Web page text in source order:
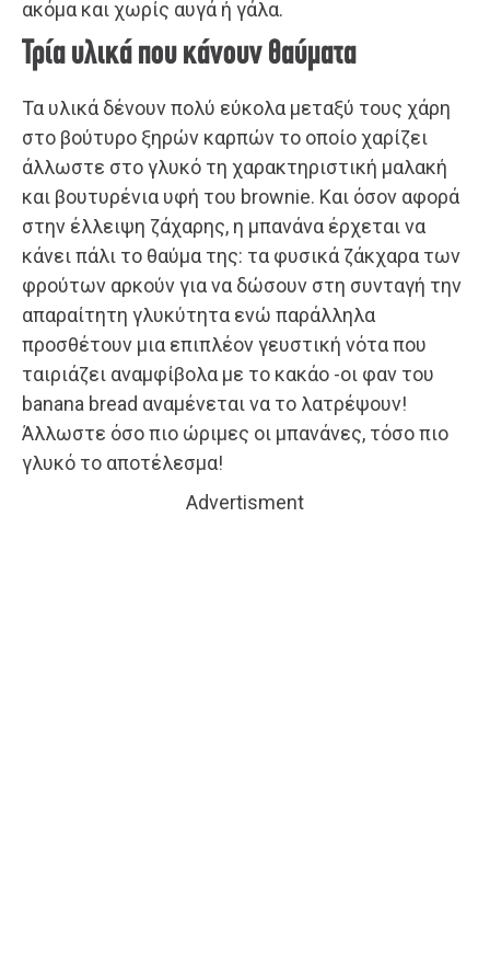
ακόμα και χωρίς αυγά ή γάλα.
Τρία υλικά που κάνουν θαύματα
Τα υλικά δένουν πολύ εύκολα μεταξύ τους χάρη
στο βούτυρο ξηρών καρπών το οποίο χαρίζει
άλλωστε στο γλυκό τη χαρακτηριστική μαλακή
και βουτυρένια υφή του brownie. Και όσον αφορά
στην έλλειψη ζάχαρης, η μπανάνα έρχεται να
κάνει πάλι το θαύμα της: τα φυσικά ζάκχαρα των
φρούτων αρκούν για να δώσουν στη συνταγή την
απαραίτητη γλυκύτητα ενώ παράλληλα
προσθέτουν μια επιπλέον γευστική νότα που
ταιριάζει αναμφίβολα με το κακάο -οι φαν του
banana bread αναμένεται να το λατρέψουν!
Άλλωστε όσο πιο ώριμες οι μπανάνες, τόσο πιο
γλυκό το αποτέλεσμα!
Advertisment